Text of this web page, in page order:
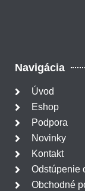
Navigácia
Úvod
Eshop
Podpora
Novinky
Kontakt
Odstúpenie
Obchodné